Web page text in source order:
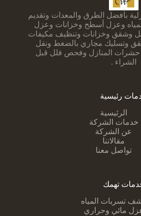
بأفضل الطرق والمعدات وتقديم
وعزل أسطح وخزانات وعزل
وشقق وخزانات وتنظيف مكيفات
وتسليك مجاري بالضغط ونقل
حشرات المنازل وفحص فلل قبل
الشراء .
رئيسية
الرئيسية
خدمات الشركة
عن الشركة
مقالاتنا
تواصل معنا
تهمك
تسربات ا لمياه
مائي وحراري